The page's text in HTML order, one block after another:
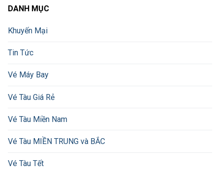
DANH MỤC
Khuyến Mại
Tin Tức
Vé Máy Bay
Vé Tàu Giá Rẻ
Vé Tàu Miền Nam
Vé Tàu MIỀN TRUNG và BẮC
Vé Tàu Tết